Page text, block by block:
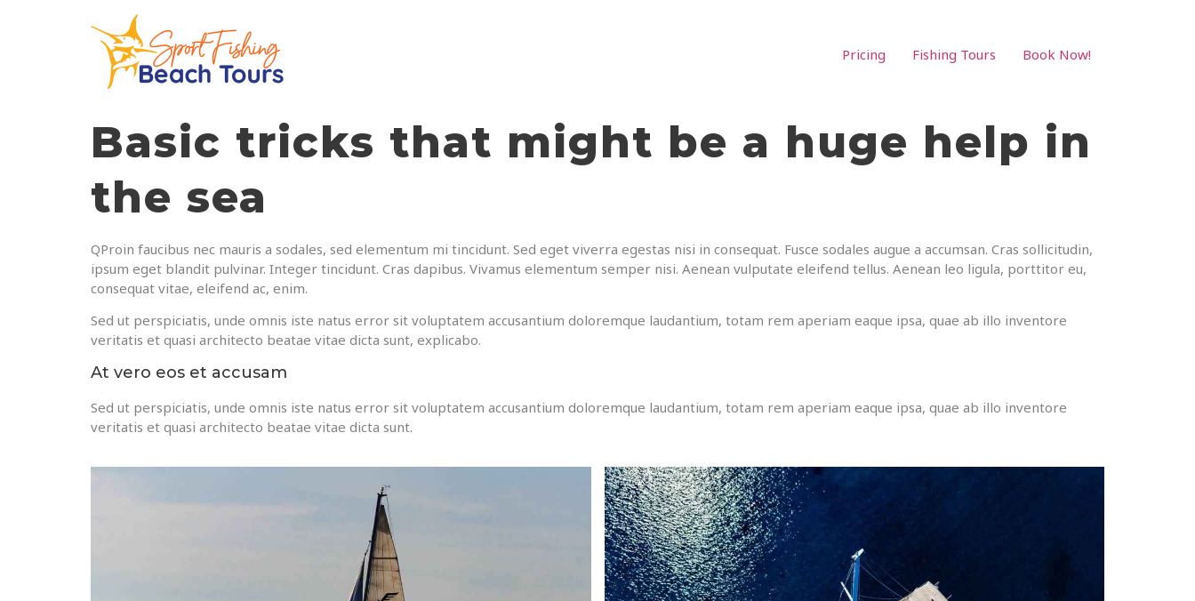
Pricing Fishing Tours Book Now!
Basic tricks that might be a huge help in
the sea
QProin faucibus nec mauris a sodales, sed elementum mi tincidunt. Sed eget viverra egestas nisi in consequat. Fusce sodales augue a accumsan. Cras sollicitudin,
ipsum eget blandit pulvinar. Integer tincidunt. Cras dapibus. Vivamus elementum semper nisi. Aenean vulputate eleifend tellus. Aenean leo ligula, porttitor eu,
consequat vitae, eleifend ac, enim.
Sed ut perspiciatis, unde omnis iste natus error sit voluptatem accusantium doloremque laudantium, totam rem aperiam eaque ipsa, quae ab illo inventore
veritatis et quasi architecto beatae vitae dicta sunt, explicabo.
At vero eos et accusam
Sed ut perspiciatis, unde omnis iste natus error sit voluptatem accusantium doloremque laudantium, totam rem aperiam eaque ipsa, quae ab illo inventore
veritatis et quasi architecto beatae vitae dicta sunt.